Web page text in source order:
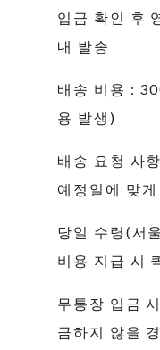
입금 확인 후
내 발송
배송 비용 :
용 발생)
배송 요청 사
예정일에 맞
당일 수령(서
비용 지급 시
무통장 입금
금하지 않을